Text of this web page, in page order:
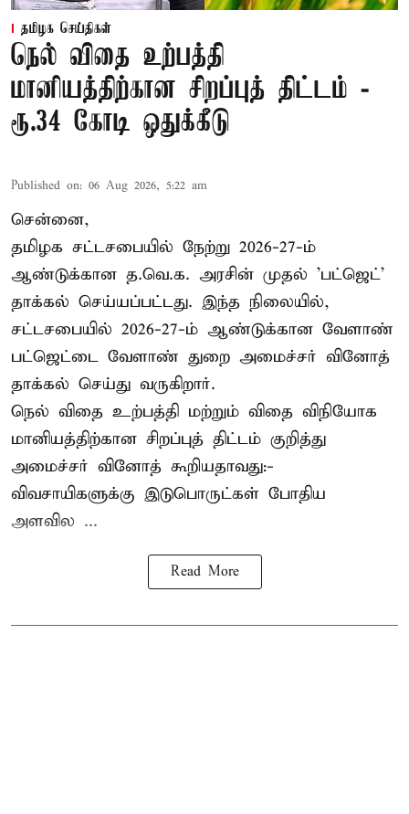
தமிழக செய்திகள்
நெல் விதை உற்பத்தி
மானியத்திற்கான சிறப்புத் திட்டம் -
ரூ.34 கோடி ஒதுக்கீடு
Published on: 06 Aug 2026, 5:22 am
சென்னை,
தமிழக சட்டசபையில் நேற்று 2026-27-ம்
ஆண்டுக்கான த.வெ.க. அரசின் முதல் 'பட்ஜெட்'
தாக்கல் செய்யப்பட்டது. இந்த நிலையில்,
சட்டசபையில் 2026-27-ம் ஆண்டுக்கான வேளாண்
பட்ஜெட்டை வேளாண் துறை அமைச்சர் வினோத்
தாக்கல் செய்து வருகிறார்.
நெல் விதை உற்பத்தி மற்றும் விதை விநியோக
மானியத்திற்கான சிறப்புத் திட்டம் குறித்து
அமைச்சர் வினோத் கூறியதாவது:-
விவசாயிகளுக்கு இடுபொருட்கள் போதிய
அளவில ...
Read More